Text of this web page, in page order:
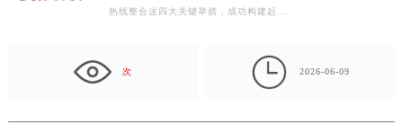
热线整合这四大关键举措，成功构建起…
次  2026-06-09